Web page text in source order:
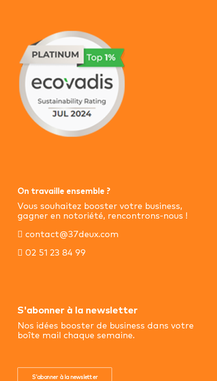
On travaille ensemble ?
Vous souhaitez booster votre business,
gagner en notoriété, rencontrons-nous !
contact@37deux.com
02 51 23 84 99
S'abonner à la newsletter
Nos idées booster de business dans votre
boîte mail chaque semaine.
S'abonner à la newsletter